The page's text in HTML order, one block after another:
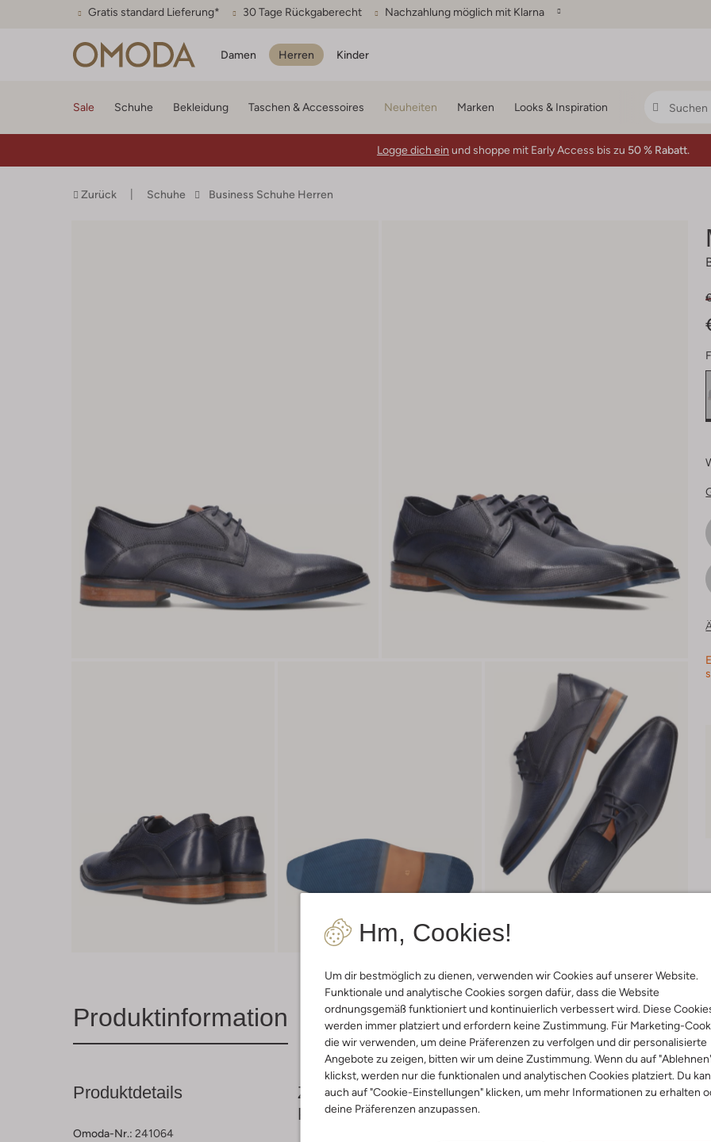
Gratis standard Lieferung* 30 Tage Rückgaberecht Nachzahlung möglich mit Klarna
Damen Herren Kinder
Hm, Cookies!
Um dir bestmöglich zu dienen, verwenden wir Cookies auf unserer Website.
Funktionale und analytische Cookies sorgen dafür, dass die Website
ordnungsgemäß funktioniert und kontinuierlich verbessert wird. Diese
werden immer platziert und erfordern keine Zustimmung. Für Marketing-
die wir verwenden, um deine Präferenzen zu verfolgen und dir personalisierte
Angebote zu zeigen, bitten wir um deine Zustimmung. Wenn du auf
klickst, werden nur die funktionalen und analytischen Cookies platziert. Du
auch auf "Cookie-Einstellungen" klicken, um mehr Informationen zu erhalten
deine Präferenzen anzupassen.
Sale Schuhe Bekleidung Taschen & Accessoires Neuheiten Marken Looks & Inspiration
Logge dich ein und shoppe mit Early Access bis zu 50 % Rabatt.
Zurück Schuhe Business Schuhe Herren
Produktinformation Lieferung & Rückgabe
Produktdetails
Omoda-Nr.: 241064
Zusammensetzung &
Passform